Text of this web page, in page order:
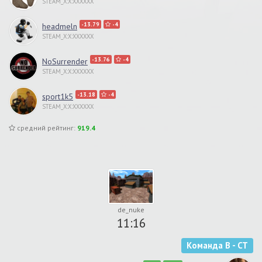
headmeln -13.79 -4
STEAM_X:X:XXXXXX
NoSurrender -13.76 -4
STEAM_X:X:XXXXXX
sport1k5 -13.18 -4
STEAM_X:X:XXXXXX
средний рейтинг: 919.4
de_nuke
11:16
Команда B - CT